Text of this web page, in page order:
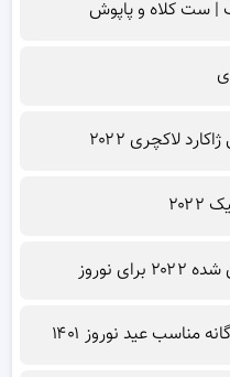
| ست کلاه و پاپوش
لاکچری ۲۰۲۲
نوروز
عید نوروز ۱۴۰۱